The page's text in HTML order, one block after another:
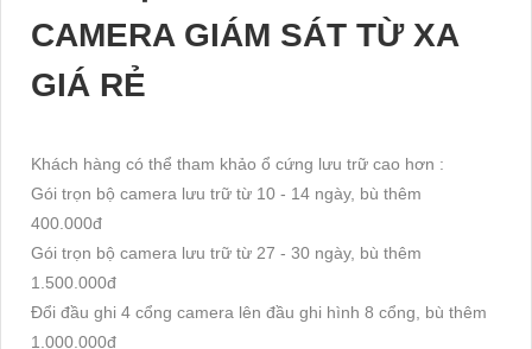
GIÁM SÁT TỪ XA GIÁ RẺ
- liên quan đến các vấn đề về dây, nếu số lượng dây cần để
thi công bộ camera quá 50m thì chúng tôi tính theo giá 6.000
- và đối với dịch vụ đi dây an toàn, thi công dây trong ống
ruột gà thì chúng tôi hỗ trợ thi công với giá 10.000 VNĐ/ mét
và được tính theo số lượng thi công thực tế.
- đối với kiểu thi công thẫm mỹ đi dây trong nẹp điện thì tính
theo số lượng thi công thực tế với bảng giá của chúng tôi là
15.000 VNĐ/ mét
- bảo hành các thiết bị camera và đầu ghi hình với tháng gian